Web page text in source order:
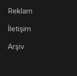
Reklam
İletişim
Arşiv